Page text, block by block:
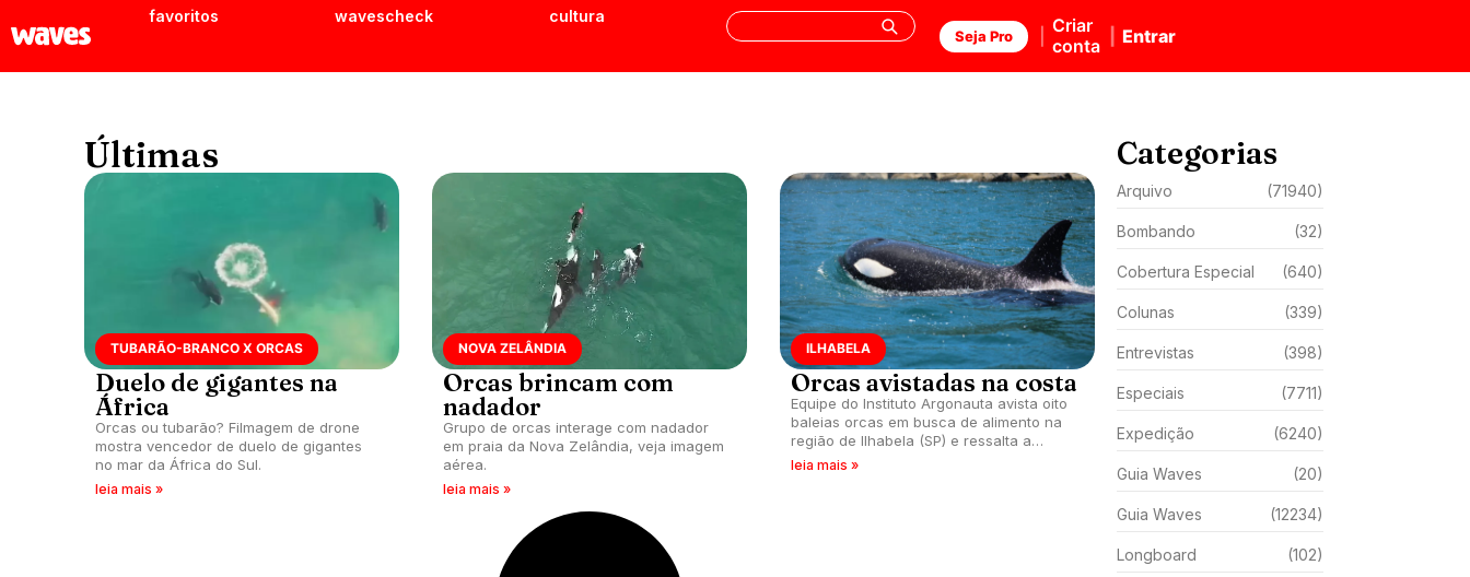
favoritos wavescheck cultura
Seja Pro
Criar
conta
Entrar
Últimas
TUBARÃO-BRANCO X ORCAS
Duelo de gigantes na
África
Orcas ou tubarão? Filmagem de drone
mostra vencedor de duelo de gigantes
no mar da África do Sul.
leia mais »
NOVA ZELÂNDIA
Orcas brincam com
nadador
Grupo de orcas interage com nadador
em praia da Nova Zelândia, veja imagem
aérea.
leia mais »
ILHABELA
Orcas avistadas na costa
Equipe do Instituto Argonauta avista oito
baleias orcas em busca de alimento na
região de Ilhabela (SP) e ressalta a
importância da preservação.
leia mais »
Categorias
Arquivo (71940)
Bombando (32)
Cobertura Especial (640)
Colunas (339)
Entrevistas (398)
Especiais (7711)
Expedição (6240)
Guia Waves (20)
Guia Waves (12234)
Longboard (102)